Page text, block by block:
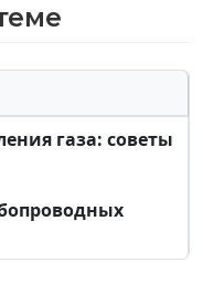
газа: советы